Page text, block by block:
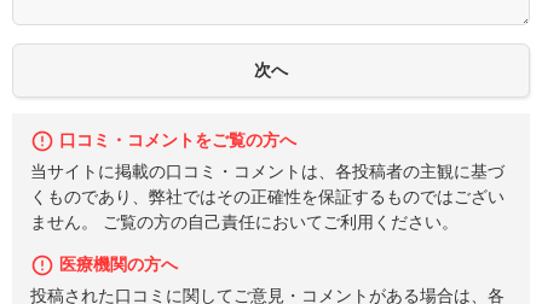
口コミ・コメントをご覧の方へ
当サイトに掲載の口コミ・コメントは、各投稿者の主観に基づ
くものであり、弊社ではその正確性を保証するものではござい
ません。 ご覧の方の自己責任においてご利用ください。
医療機関の方へ
投稿された口コミに関してご意見・コメントがある場合は、各